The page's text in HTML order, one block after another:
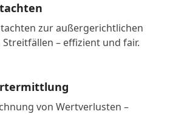
zur außergerichtlichen
– effizient und fair.
von Wertverlusten –